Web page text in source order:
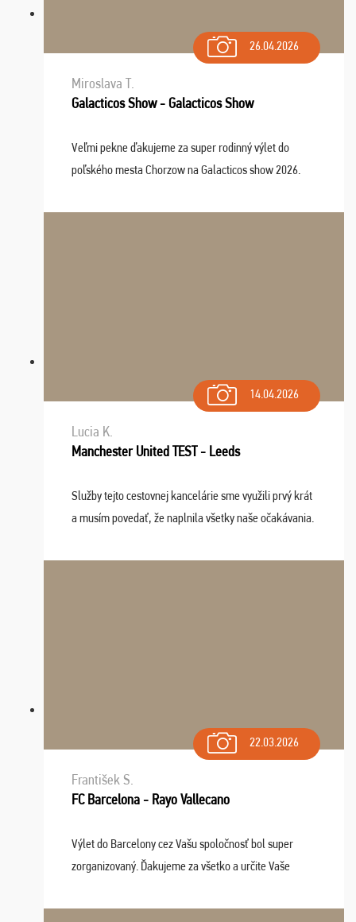
26.04.2026
Miroslava T.
Galacticos Show - Galacticos Show
Veľmi pekne ďakujeme za super rodinný výlet do
poľského mesta Chorzow na Galacticos show 2026.
Navštívili sme aj zábavný park Legendia, previe ...
14.04.2026
Lucia K.
Manchester United TEST - Leeds
Služby tejto cestovnej kancelárie sme využili prvý krát
a musím povedať, že naplnila všetky naše očakávania.
dispozícii nonstop (milí, profesionálni ...
22.03.2026
František S.
FC Barcelona - Rayo Vallecano
Výlet do Barcelony cez Vašu spoločnosť bol super
zorganizovaný. Ďakujeme za všetko a určite Vaše